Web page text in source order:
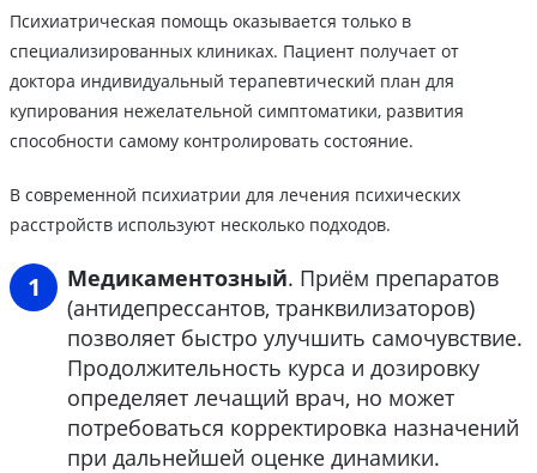
Психиатрическая помощь оказывается только в
специализированных клиниках. Пациент получает от
доктора индивидуальный терапевтический план для
купирования нежелательной симптоматики, развития
способности самому контролировать состояние.
В современной психиатрии для лечения психических
расстройств используют несколько подходов.
Медикаментозный. Приём препаратов
(антидепрессантов, транквилизаторов)
позволяет быстро улучшить самочувствие.
Продолжительность курса и дозировку
определяет лечащий врач, но может
потребоваться корректировка назначений
при дальнейшей оценке динамики.